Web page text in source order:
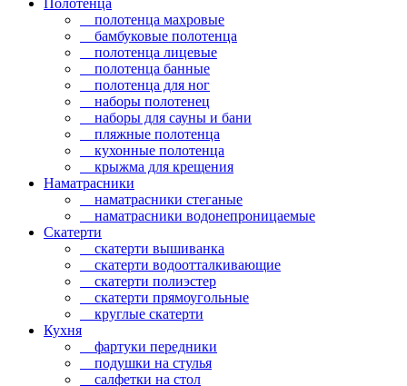
полотенца махровые
бамбуковые полотенца
полотенца лицевые
полотенца банные
полотенца для ног
наборы полотенец
наборы для сауны и бани
пляжные полотенца
кухонные полотенца
крыжма для крещения
Наматрасники
наматрасники стеганые
наматрасники водонепроницаемые
Скатерти
скатерти вышиванка
скатерти водоотталкивающие
скатерти полиэстер
скатерти прямоугольные
круглые скатерти
Кухня
фартуки передники
подушки на стулья
салфетки на стол